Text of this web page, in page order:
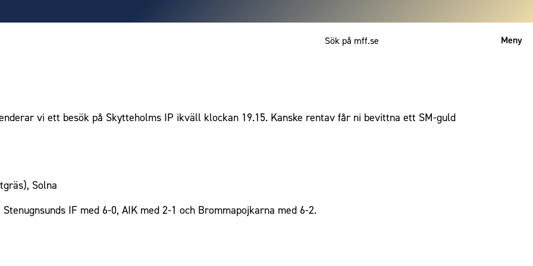
Meny
vi ett besök på Skytteholms IP ikväll klockan 19.15. Kanske rentav får ni bevittna ett SM-guld
Solna
IF med 6-0, AIK med 2-1 och Brommapojkarna med 6-2.